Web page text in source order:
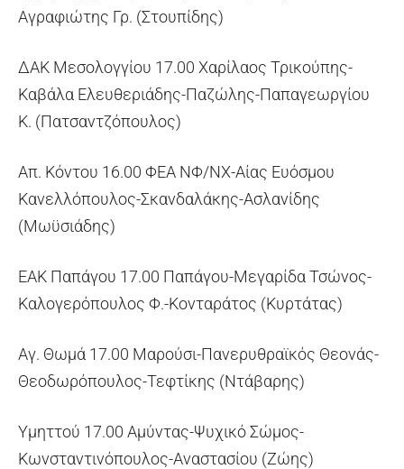
Αγραφιώτης Γρ. (Στουπίδης)
ΔΑΚ Μεσολογγίου 17.00 Χαρίλαος Τρικούπης-
Καβάλα Ελευθεριάδης-Παζώλης-Παπαγεωργίου
Κ. (Πατσαντζόπουλος)
Απ. Κόντου 16.00 ΦΕΑ ΝΦ/ΝΧ-Αίας Ευόσμου
Κανελλόπουλος-Σκανδαλάκης-Ασλανίδης
(Μωϋσιάδης)
ΕΑΚ Παπάγου 17.00 Παπάγου-Μεγαρίδα Τσώνος-
Καλογερόπουλος Φ.-Κονταράτος (Κυρτάτας)
Αγ. Θωμά 17.00 Μαρούσι-Πανερυθραϊκός Θεονάς-
Θεοδωρόπουλος-Τεφτίκης (Ντάβαρης)
Υμηττού 17.00 Αμύντας-Ψυχικό Σώμος-
Κωνσταντινόπουλος-Αναστασίου (Ζώης)